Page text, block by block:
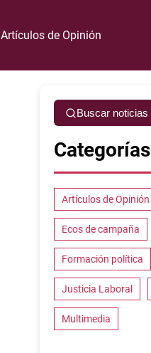
Artículos de Opinión
Buscar noticias
Categorías
Artículos de Opinión
Ecos de campaña
Formación política
Justicia Laboral
Multimedia